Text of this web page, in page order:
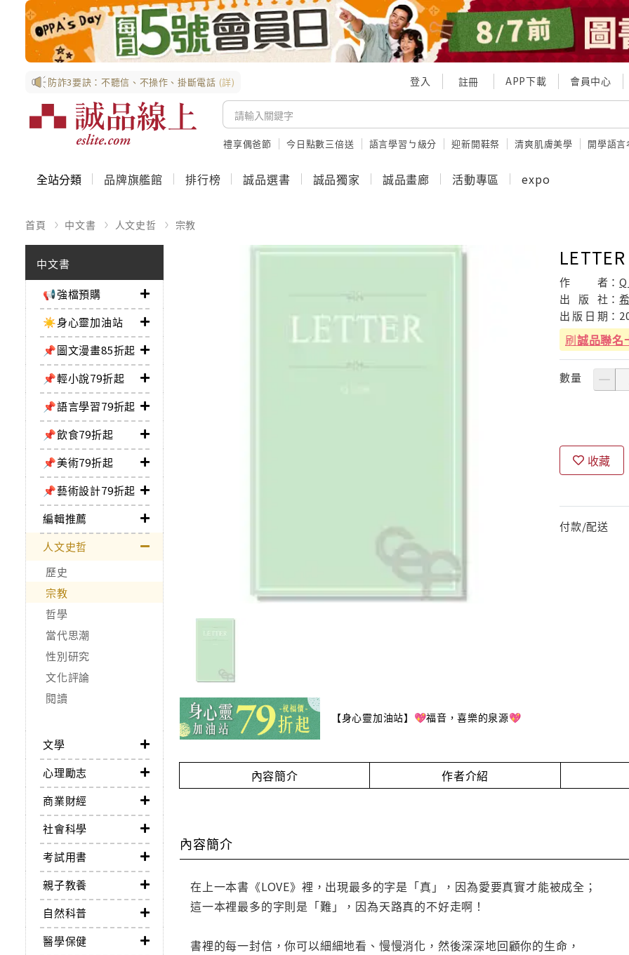
防詐3要訣：不聽信、不操作、掛斷電話 (詳) 登入 註冊 APP下載 會員中心
禮享偶爸節 今日點數三倍送 語言學習ㄅ級分 迎新開鞋祭 清爽肌膚美學 開學語
全站分類 品牌旗艦館 排行榜 誠品選書 誠品獨家 誠品畫廊 活動專區 expo
首頁 中文書 人文史哲 宗教
中文書
📢強檔預購
☀️身心靈加油站
📌圖文漫畫85折起
📌輕小說79折起
📌語言學習79折起
📌飲食79折起
📌美術79折起
📌藝術設計79折起
編輯推薦
人文史哲
歷史
宗教
哲學
當代思潮
性別研究
文化評論
閱讀
文學
心理勵志
商業財經
社會科學
考試用書
親子教養
自然科普
醫學保健
【身心靈加油站】💖福音，喜樂的泉源💖
LETTER
作 者：
出
版 社：
出 版 日 期：
刷誠品聯名
數量
收藏
付款/配送
內容簡介 作者介紹
內容簡介
在上一本書《LOVE》裡，出現最多的字是「真」，因為愛要真實才能被成全；
這一本裡最多的字則是「難」，因為天路真的不好走啊！
書裡的每一封信，你可以細細地看、慢慢消化，然後深深地回顧你的生命，